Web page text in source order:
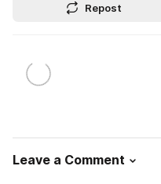
Repost
Leave a Comment